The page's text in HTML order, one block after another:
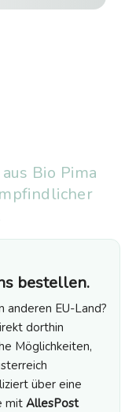
Bio Pima
bestellen.
anderen EU-Land?
dorthin
Möglichkeiten,
über eine
mit AllesPost